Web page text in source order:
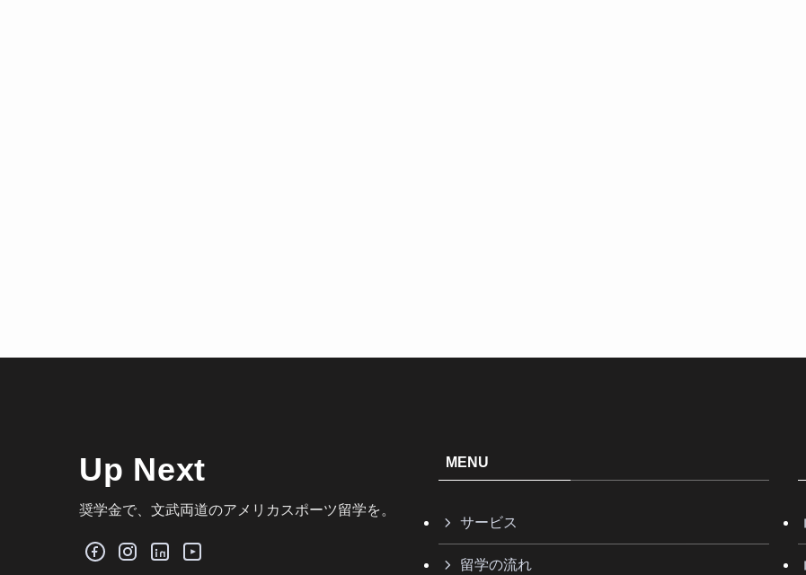
Up Next
奨学金で、文武両道のアメリカスポーツ留学を。
MENU
サービス
留学の流れ